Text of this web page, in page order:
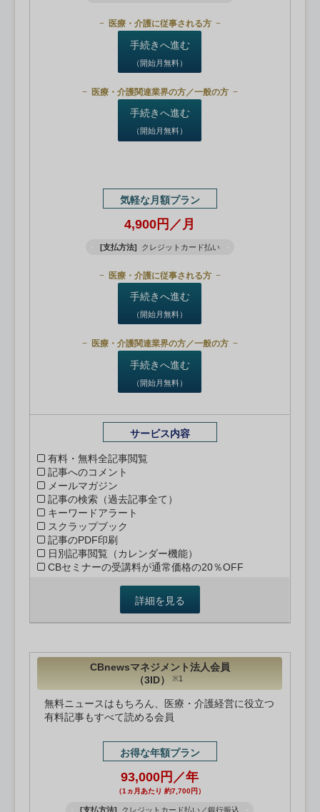
医療・介護に従事される方
手続きへ進む
（開始月無料）
医療・介護関連業界の方／一般の方
手続きへ進む
（開始月無料）
気軽な月額プラン
4,900円／月
[支払方法] クレジットカード払い
医療・介護に従事される方
手続きへ進む
（開始月無料）
医療・介護関連業界の方／一般の方
手続きへ進む
（開始月無料）
サービス内容
有料・無料全記事閲覧
記事へのコメント
メールマガジン
記事の検索（過去記事全て）
キーワードアラート
スクラップブック
記事のPDF印刷
日別記事閲覧（カレンダー機能）
CBセミナーの受講料が通常価格の20％OFF
詳細を見る
CBnewsマネジメント法人会員
（3ID）
※1
無料ニュースはもちろん、医療・介護経営に役立つ
有料記事もすべて読める会員
お得な年額プラン
93,000円／年
（1ヵ月あたり 約7,700円）
[支払方法] クレジットカード払い／銀行振込